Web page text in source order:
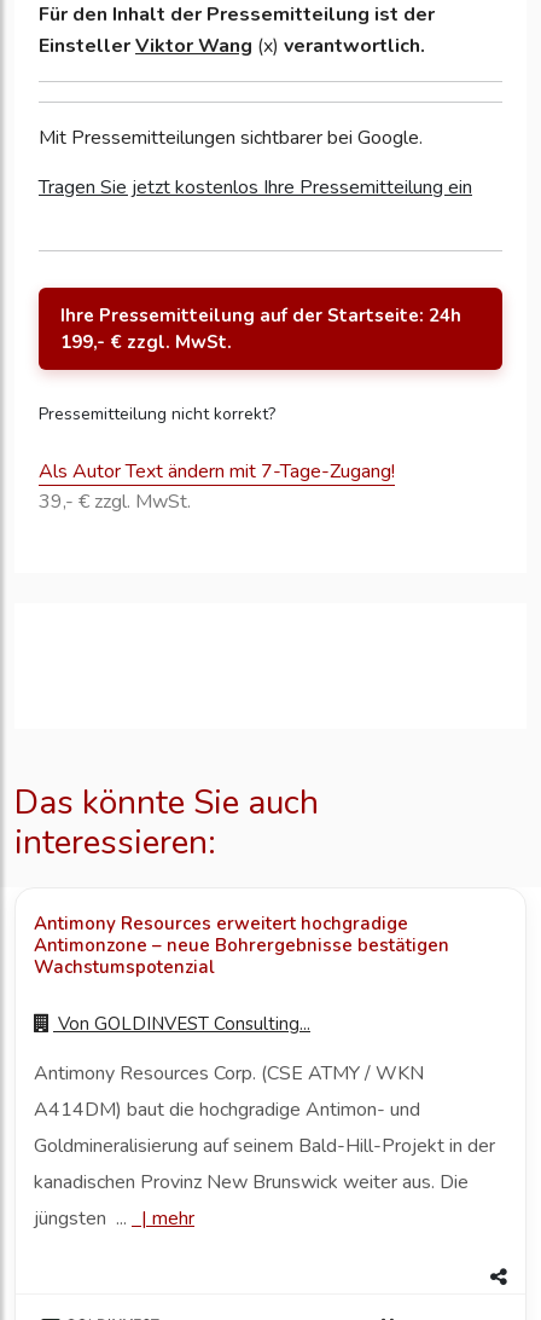
Für den Inhalt der Pressemitteilung ist der
EinstellerViktor Wang (x) verantwortlich.
Mit Pressemitteilungen sichtbarer bei Google.
Tragen Sie jetzt kostenlos Ihre Pressemitteilung ein
Ihre Pressemitteilung auf der Startseite: 24h
199,- € zzgl. MwSt.
Pressemitteilung nicht korrekt?
Als Autor Text ändern mit 7-Tage-Zugang!
39,- € zzgl. MwSt.
Das könnte Sie auch
interessieren:
Antimony Resources erweitert hochgradige
Antimonzone – neue Bohrergebnisse bestätigen
Wachstumspotenzial
Von GOLDINVEST Consulting...
Antimony Resources Corp. (CSE ATMY / WKN
A414DM) baut die hochgradige Antimon- und
Goldmineralisierung auf seinem Bald-Hill-Projekt in der
kanadischen Provinz New Brunswick weiter aus. Die
jüngsten ...
| mehr